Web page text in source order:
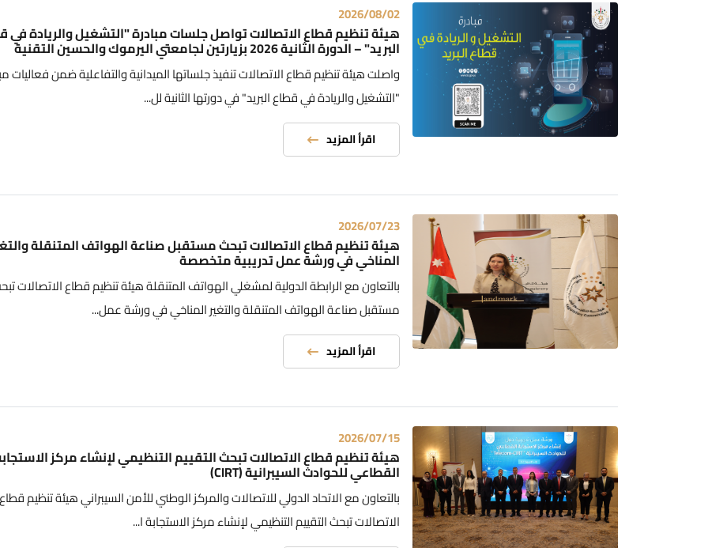
2026/08/02
هيئة تنظيم قطاع الاتصالات تواصل جلسات مبادرة "التشغيل والريادة في
البريد" – الدورة الثانية 2026 بزيارتين لجامعتي اليرموك والحسين التقنية
واصلت هيئة تنظيم قطاع الاتصالات تنفيذ جلساتها الميدانية والتفاعلية ضمن فعاليات
"التشغيل والريادة في قطاع البريد" في دورتها الثانية لل...
اقرأ المزيد
2026/07/23
هيئة تنظيم قطاع الاتصالات تبحث مستقبل صناعة الهواتف المتنقلة
المناخي في ورشة عمل تدريبية متخصصة
بالتعاون مع الرابطة الدولية لمشغلي الهواتف المتنقلة هيئة تنظيم قطاع الاتصالات
مستقبل صناعة الهواتف المتنقلة والتغير المناخي في ورشة عمل...
اقرأ المزيد
2026/07/15
هيئة تنظيم قطاع الاتصالات تبحث التقييم التنظيمي لإنشاء مركز
القطاعي للحوادث السيبرانية (CIRT)
بالتعاون مع الاتحاد الدولي للاتصالات والمركز الوطني للأمن السيبراني هيئة تنظيم قطاع
الاتصالات تبحث التقييم التنظيمي لإنشاء مركز الاستجابة ا...